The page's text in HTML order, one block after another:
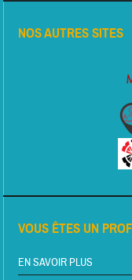
NOS AUTRES SITES
VOUS ÊTES UN
EN SAVOIR PLUS